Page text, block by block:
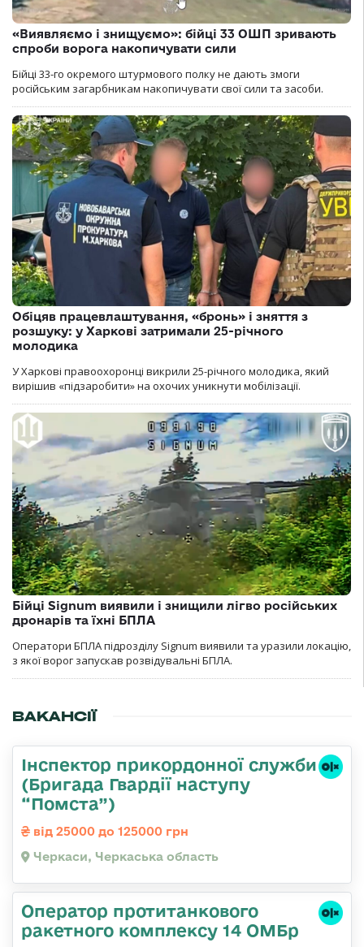
«Виявляємо і знищуємо»: бійці 33 ОШП зривають
спроби ворога накопичувати сили
Бійці 33-го окремого штурмового полку не дають змоги
російським загарбникам накопичувати свої сили та засоби.
Обіцяв працевлаштування, «бронь» і зняття з
розшуку: у Харкові затримали 25-річного
молодика
У Харкові правоохоронці викрили 25-річного молодика, який
вирішив «підзаробити» на охочих уникнути мобілізації.
Бійці Signum виявили і знищили лігво російських
дронарів та їхні БПЛА
Оператори БПЛА підрозділу Signum виявили та уразили локацію,
з якої ворог запускав розвідувальні БПЛА.
ВАКАНСІЇ
Інспектор прикордонної служби
(Бригада Гвардії наступу
“Помста”)
від 25000 до 125000 грн
Черкаси, Черкаська область
Оператор протитанкового
ракетного комплексу 14 ОМБр